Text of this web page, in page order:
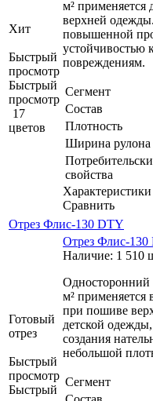
Хит
Быстрый
просмотр
Быстрый
просмотр
17
цветов
м² применяется
верхней
повышенной
устойчивостью
повреждениям.
Сегмент
Состав
Плотность
Ширина рулона
свойства
Характеристики
Сравнить
Отрез Флис-130 DTY
Готовый
отрез
Быстрый
просмотр
Быстрый
Отрез Флис-130
Наличие: 1 510
Односторонний
м² применяется
при пошиве
детской
создания
небольшой
Сегмент